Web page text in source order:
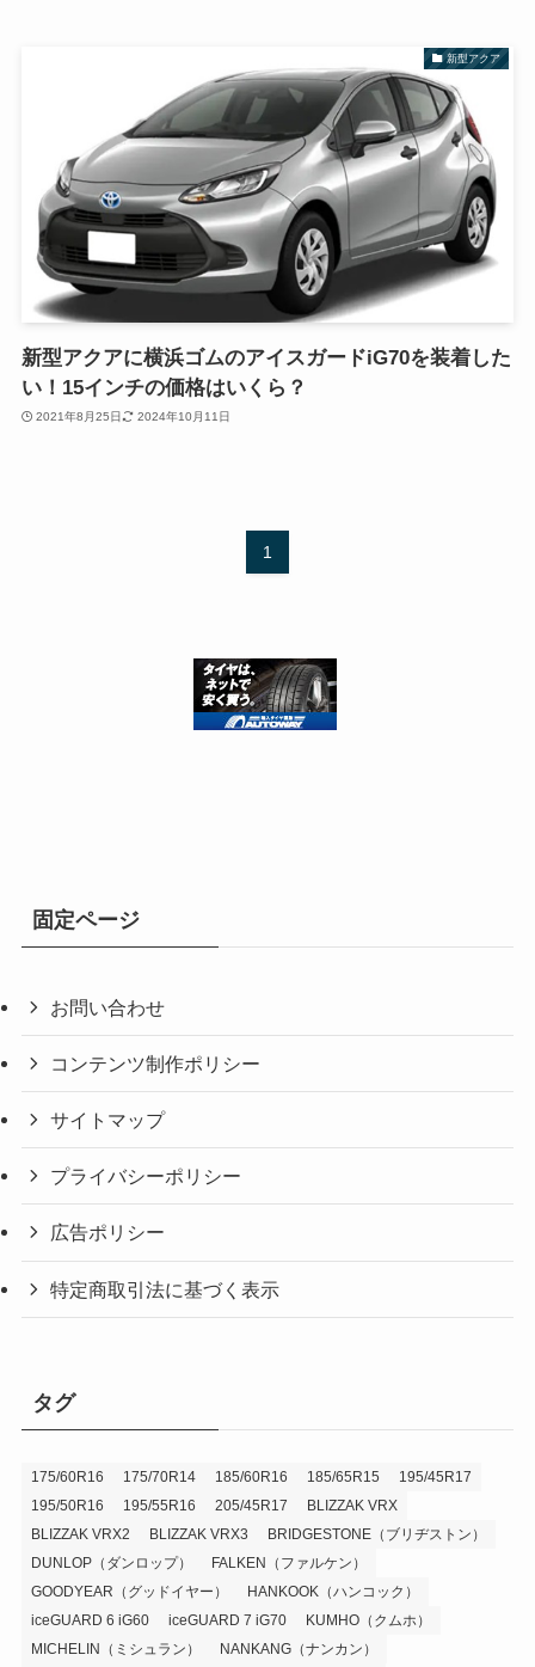
新型アクア
新型アクアに横浜ゴムのアイスガードiG70を装着した
い！15インチの価格はいくら？
2021年8月25日 2024年10月11日
1
固定ページ
お問い合わせ
コンテンツ制作ポリシー
サイトマップ
プライバシーポリシー
広告ポリシー
特定商取引法に基づく表示
タグ
175/60R16 175/70R14 185/60R16 185/65R15
195/45R17
195/50R16
195/55R16 205/45R17
BLIZZAK VRX
BLIZZAK VRX2
BLIZZAK VRX3
BRIDGESTONE（ブリヂストン）
DUNLOP（ダンロップ）
FALKEN（ファルケン）
GOODYEAR（グッドイヤー）
HANKOOK（ハンコック）
iceGUARD 6 iG60
iceGUARD 7 iG70
KUMHO（クムホ）
MICHELIN（ミシュラン）
NANKANG（ナンカン）